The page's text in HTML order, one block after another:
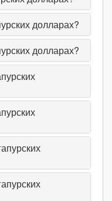
долларах?
долларах?